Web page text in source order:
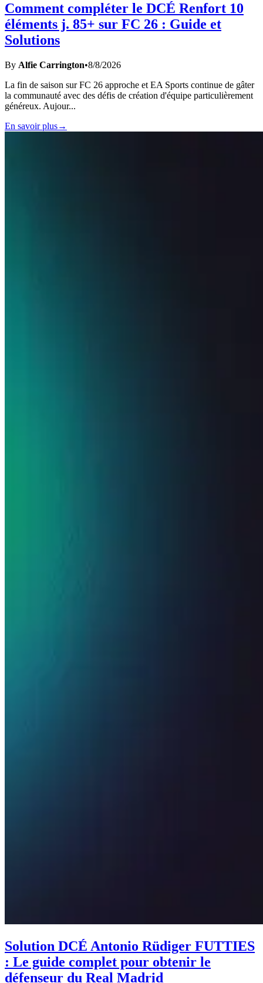
Comment compléter le DCÉ Renfort 10
éléments j. 85+ sur FC 26 : Guide et
Solutions
By Alfie Carrington•8/8/2026
La fin de saison sur FC 26 approche et EA Sports continue de gâter
la communauté avec des défis de création d'équipe particulièrement
généreux. Aujour...
En savoir plus→
Solution DCÉ Antonio Rüdiger FUTTIES
: Le guide complet pour obtenir le
défenseur du Real Madrid